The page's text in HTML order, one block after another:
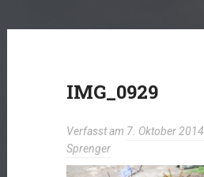
IMG_0929
Verfasst am 7. Oktober 2014
Sprenger